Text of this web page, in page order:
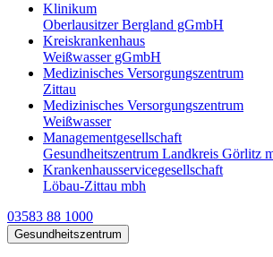
Klinikum
Oberlausitzer Bergland gGmbH
Kreiskrankenhaus
Weißwasser gGmbH
Medizinisches Versorgungszentrum
Zittau
Medizinisches Versorgungszentrum
Weißwasser
Managementgesellschaft
Gesundheitszentrum Landkreis Görlitz
Krankenhausservicegesellschaft
Löbau-Zittau mbh
03583 88 1000
Gesundheitszentrum